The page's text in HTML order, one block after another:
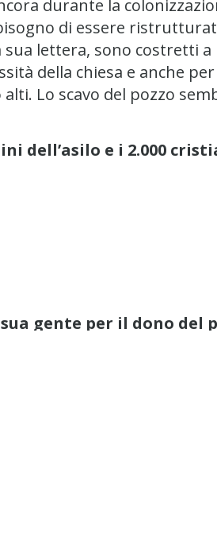
durante la
di essere
sua lettera, sono costretti
della chiesa e anche
Lo scavo del pozzo
dell’asilo e i 2.000
sua gente per il dono del